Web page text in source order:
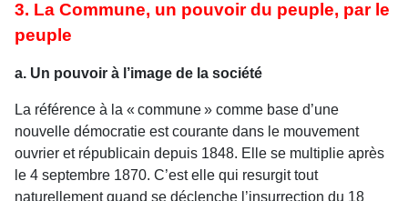
3. La Commune, un pouvoir du peuple, par le
peuple
a. Un pouvoir à l’image de la société
La référence à la « commune » comme base d’une
nouvelle démocratie est courante dans le mouvement
ouvrier et républicain depuis 1848. Elle se multiplie après
le 4 septembre 1870. C’est elle qui resurgit tout
naturellement quand se déclenche l’insurrection du 18